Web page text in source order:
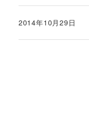
投稿日
2014年10月29日